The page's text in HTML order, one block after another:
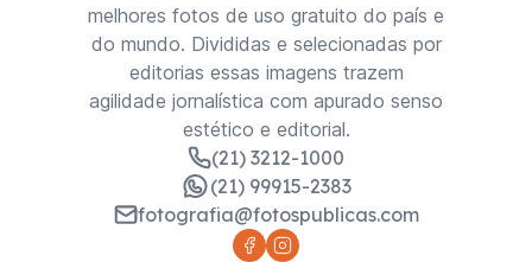
melhores fotos de uso gratuito do país e
do mundo. Divididas e selecionadas por
editorias essas imagens trazem
agilidade jornalística com apurado senso
estético e editorial.
(21) 3212-1000
(21) 99915-2383
fotografia@fotospublicas.com